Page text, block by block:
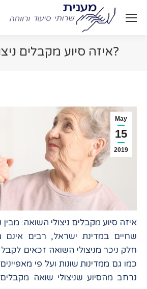
איזה סיוע מקבלים ניצולי השואה?
May
15
2019
איזה סיוע מקבלים ניצולי השואה:
שחיים במדינת ישראל, רבים אינם
חלק ניכר מניצולי השואה זכאים לקבל
כמו גם ממדינות שונות ועל פי
נרחב מהסיוע שניצולי שואה